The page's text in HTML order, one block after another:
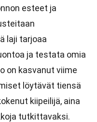
esteet ja
laji tarjoaa
ja testata omia
on kasvanut viime
löytävät tiensä
kiipeilijä, aina
tutkittavaksi.